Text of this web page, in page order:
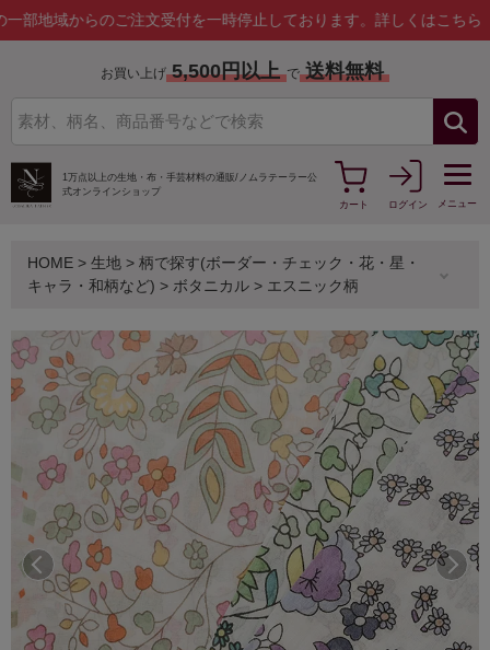
からのご注文受付を一時停止しております。詳しくはこちら
お買い上げ 5,500円以上 で 送料無料
1万点以上の生地・布・手芸材料の通販/ ノムラテーラー公
式オンラインショップ
カート
ログイン メニュー
HOME > 生地 > 柄で探す(ボーダー・チェック・花・星・
キャラ・和柄など) > ボタニカル > エスニック柄
前へ 次へ